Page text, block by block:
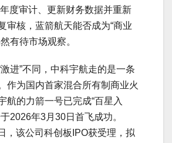
度审计、更新财务数据并重新
审核，蓝箭航天能否成为“商业
有待市场观察。
进”不同，中科宇航走的是一条
作为国内首家混合所有制商业火
航的力箭一号已完成“百星入
2026年3月30日首飞成功。
，该公司科创板IPO获受理，拟